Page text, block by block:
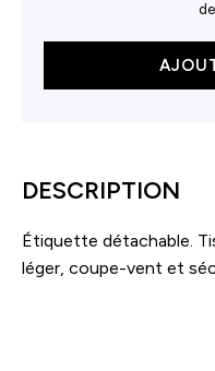
Softshell
DESCRIPTION
Étiquette détachable.
léger, coupe-vent et